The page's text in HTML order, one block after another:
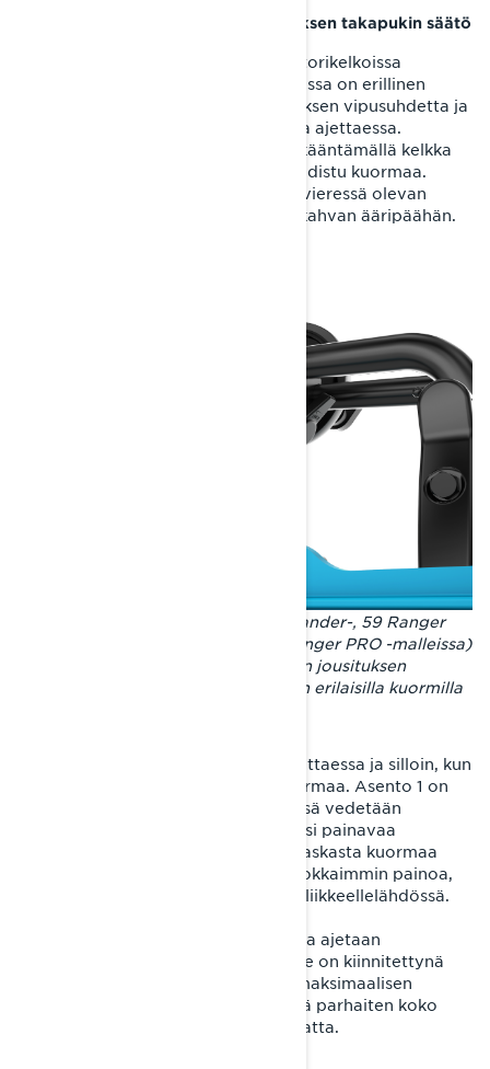
2. EasyRide+ (ja EasyRide) -jousituksen takapukin säätö
Tietyissä leveätelaisissa Lynx-moottorikelkoissa
EasyRide+-takajousituksen takapukissa on erillinen
säätökahva, jolla muutetaan jousituksen vipusuhdetta ja
siten kantavuutta erilaisilla kuormilla ajettaessa.
Säätökahvaa on helpointa käyttää kääntämällä kelkka
kyljelleen, jolloin jousitukseen ei kohdistu kuormaa.
Säädintä kierretään käsin säätimen vieressä olevan
kuvan osoittamaan suuntaan säätökahvan ääripäähän.
EasyRide+-takajousituksen (Commander-, 59 Ranger
PRO-, 59 Ranger Alpine sekä 69 Ranger PRO -malleissa)
takapukin säätökahvalla vaikutetaan jousituksen
vipusuhteeseen ja kelkan toimintaan erilaisilla kuormilla
Asentoa 1 suositellaan aina yksin ajettaessa ja silloin, kun
kelkan päällä ei kuljeteta suurta kuormaa. Asento 1 on
myös paras silloin, kun kelkan perässä vedetään
kuormaa yksin ajettaessa. Esimerkiksi painavaa
puukuormaa, reittilanaa tai muuta raskasta kuormaa
vedettäessä takajousitus siirtää tehokkaimmin painoa,
mikä tarkoittaa myös parasta pitoa liikkeellelähdössä.
Asento 2 on paras silloin, kun kelkalla ajetaan
matkustaja kyydissä tai kelkan päälle on kiinnitettynä
painava kuorma. Asento 2 tarjoaa maksimaalisen
kantavuuden, jolloin jousitus käyttää parhaiten koko
vaimennuskapasiteettinsa pohjaamatta.